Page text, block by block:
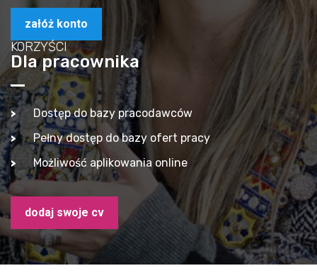
załóż konto
KORZYŚCI
Dla pracownika
Dostęp do bazy pracodawców
Pełny dostęp do bazy ofert pracy
Możliwość aplikowania online
dodaj swoje cv